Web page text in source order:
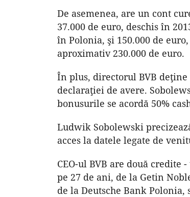
De asemenea, are un cont
37.000 de euro, deschis în
în Polonia, şi 150.000 de
aproximativ 230.000 de euro.
În plus, directorul BVB
declaraţiei de avere.
bonusurile se acordă 50%
Ludwik Sobolewski
acces la datele legate de
CEO-ul BVB are două
pe 27 de ani, de la Getin
de la Deutsche Bank Polonia,